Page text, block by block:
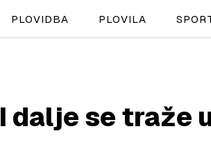
PLOVIDBA PLOVILA
I dalje se traže